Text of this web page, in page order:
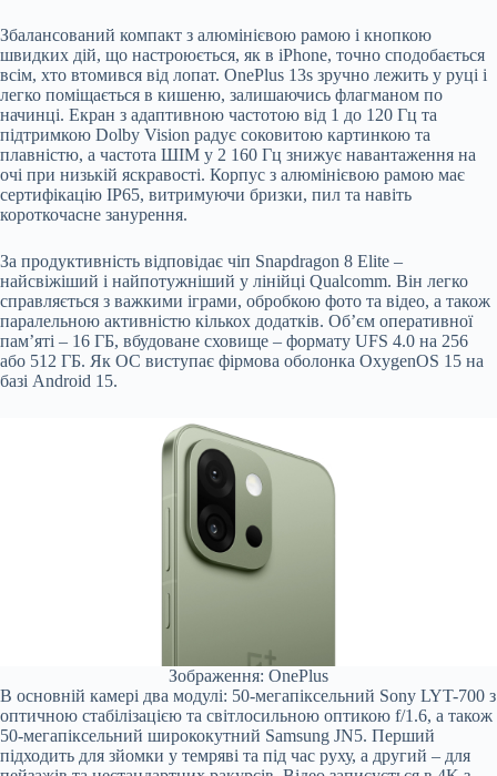
Збалансований компакт з алюмінієвою рамою і кнопкою
швидких дій, що настроюється, як в iPhone, точно сподобається
всім, хто втомився від лопат. OnePlus 13s зручно лежить у руці і
легко поміщається в кишеню, залишаючись флагманом по
начинці. Екран з адаптивною частотою від 1 до 120 Гц та
підтримкою Dolby Vision радує соковитою картинкою та
плавністю, а частота ШІМ у 2 160 Гц знижує навантаження на
очі при низькій яскравості. Корпус з алюмінієвою рамою має
сертифікацію IP65, витримуючи бризки, пил та навіть
короткочасне занурення.
За продуктивність відповідає чіп Snapdragon 8 Elite –
найсвіжіший і найпотужніший у лінійці Qualcomm. Він легко
справляється з важкими іграми, обробкою фото та відео, а також
паралельною активністю кількох додатків. Об’єм оперативної
пам’яті – 16 ГБ, вбудоване сховище – формату UFS 4.0 на 256
або 512 ГБ. Як ОС виступає фірмова оболонка OxygenOS 15 на
базі Android 15.
Зображення: OnePlus
В основній камері два модулі: 50-мегапіксельний Sony LYT-700 з
оптичною стабілізацією та світлосильною оптикою f/1.6, а також
50-мегапіксельний ширококутний Samsung JN5. Перший
підходить для зйомки у темряві та під час руху, а другий – для